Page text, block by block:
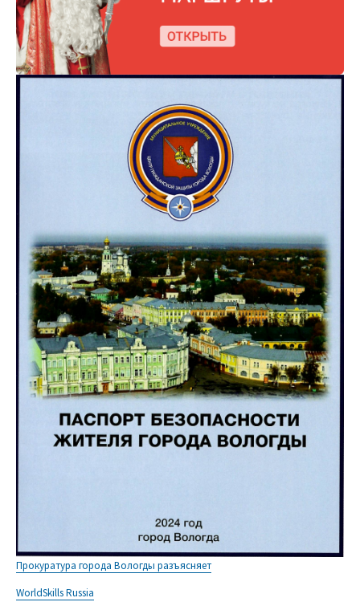
Прокуратура города Вологды разъясняет
WorldSkills Russia